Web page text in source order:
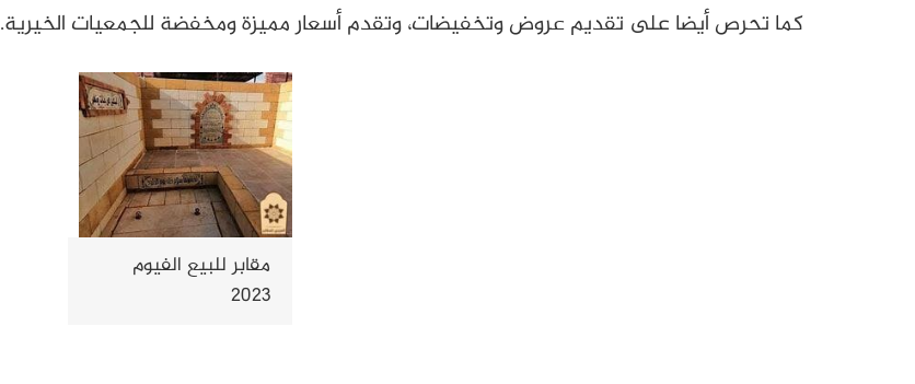
كما تحرص أيضا على تقديم عروض وتخفيضات، وتقدم أسعار مميزة ومخفضة للجمعيات الخيرية.
مقابر للبيع الفيوم
2023